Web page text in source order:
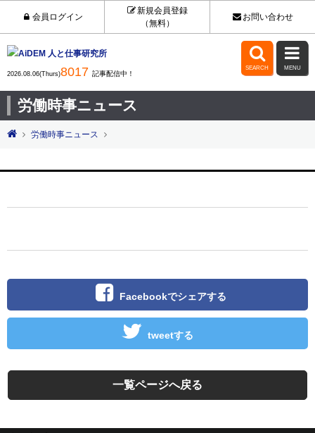
会員ログイン
新規会員登録
（無料）
お問い合わせ
2026.08.06(Thurs)8017 記事配信中！

SEARCH

MENU
労働時事ニュース
労働時事ニュース
Facebookでシェアする
tweetする
一覧ページへ戻る